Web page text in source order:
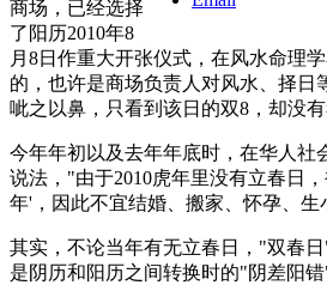
商场，已经选择
了阳历2010年8
月8日作重大开张仪式，在风水命理
的，也许是商场负责人对风水、择日
呲之以鼻，只看到该日的双8，却没
今年年初以及去年年底时，在华人社
说法，"由于2010虎年里没有立春日，
年'，因此不宜结婚、搬家、怀孕、生
其实，不论当年有无立春日，"双春
是阴历和阳历之间转换时的"阴差阳